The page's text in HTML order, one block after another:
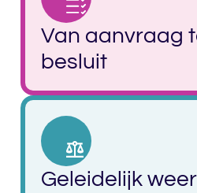
Van aanvraag
besluit
Geleidelijk